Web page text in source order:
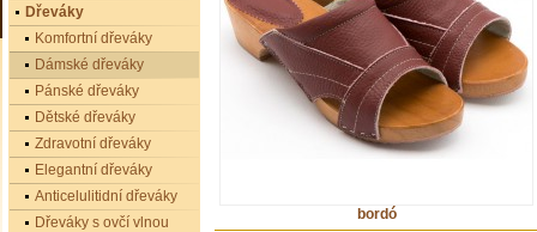
bordó
Dřeváky
Komfortní dřeváky
Dámské dřeváky
Pánské dřeváky
Dětské dřeváky
Zdravotní dřeváky
Elegantní dřeváky
Anticelulitidní dřeváky
Dřeváky s ovčí vlnou